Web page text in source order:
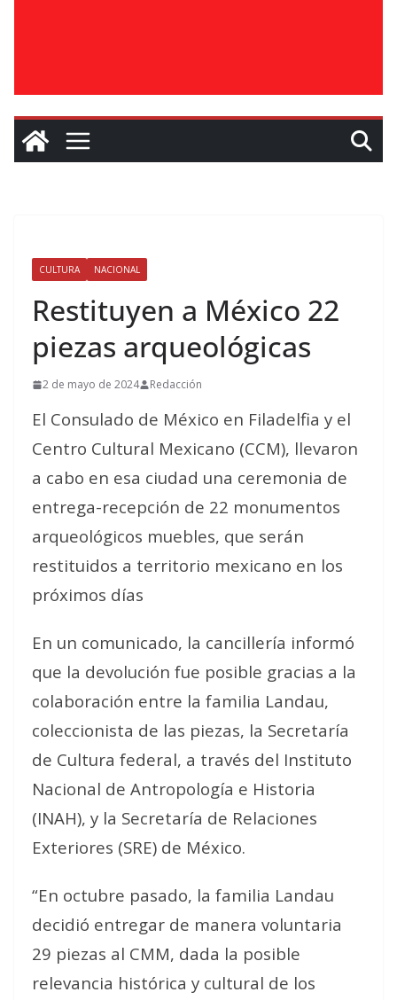
CULTURA NACIONAL
Restituyen a México 22
piezas arqueológicas
2 de mayo de 2024 Redacción
El Consulado de México en Filadelfia y el
Centro Cultural Mexicano (CCM), llevaron
a cabo en esa ciudad una ceremonia de
entrega-recepción de 22 monumentos
arqueológicos muebles, que serán
restituidos a territorio mexicano en los
próximos días
En un comunicado, la cancillería informó
que la devolución fue posible gracias a la
colaboración entre la familia Landau,
coleccionista de las piezas, la Secretaría
de Cultura federal, a través del Instituto
Nacional de Antropología e Historia
(INAH), y la Secretaría de Relaciones
Exteriores (SRE) de México.
“En octubre pasado, la familia Landau
decidió entregar de manera voluntaria
29 piezas al CMM, dada la posible
relevancia histórica y cultural de los